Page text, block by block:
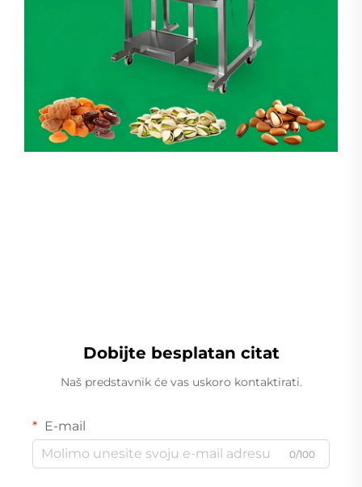
Dobijte besplatan citat
Naš predstavnik će vas uskoro kontaktirati.
E-mail
0/100